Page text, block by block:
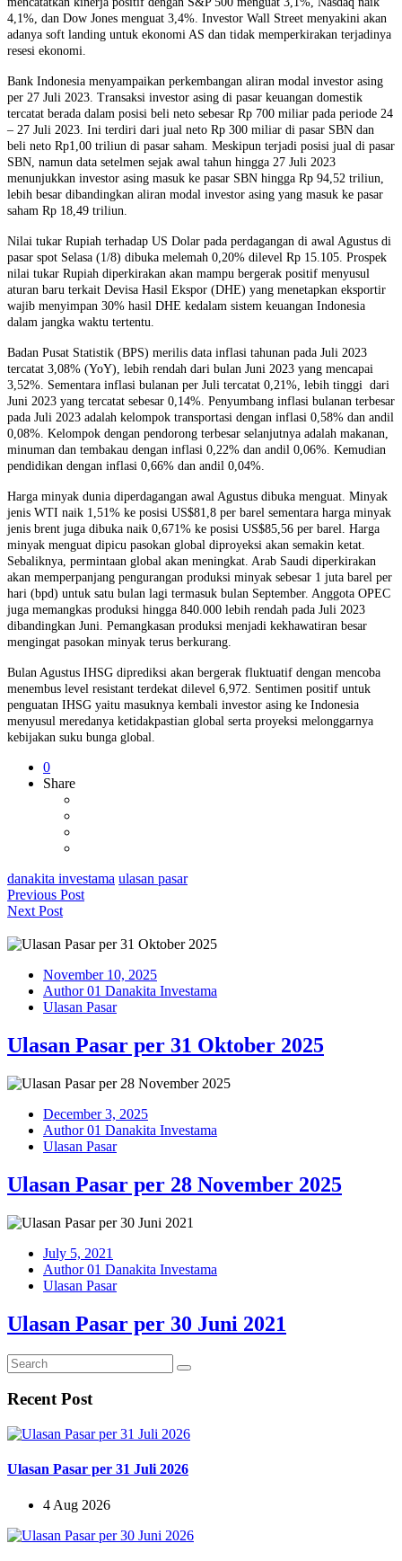
4,1%, dan Dow Jones menguat 3,4%. Investor Wall Street menyakini akan
adanya soft landing untuk ekonomi AS dan tidak memperkirakan terjadinya
resesi ekonomi.
Bank Indonesia menyampaikan perkembangan aliran modal investor asing
per 27 Juli 2023. Transaksi investor asing di pasar keuangan domestik
tercatat berada dalam posisi beli neto sebesar Rp 700 miliar pada periode 24
– 27 Juli 2023. Ini terdiri dari jual neto Rp 300 miliar di pasar SBN dan
beli neto Rp1,00 triliun di pasar saham. Meskipun terjadi posisi jual di pasar
SBN, namun data setelmen sejak awal tahun hingga 27 Juli 2023
menunjukkan investor asing masuk ke pasar SBN hingga Rp 94,52 triliun,
lebih besar dibandingkan aliran modal investor asing yang masuk ke pasar
saham Rp 18,49 triliun.
Nilai tukar Rupiah terhadap US Dolar pada perdagangan di awal Agustus di
pasar spot Selasa (1/8) dibuka melemah 0,20% dilevel Rp 15.105. Prospek
nilai tukar Rupiah diperkirakan akan mampu bergerak positif menyusul
aturan baru terkait Devisa Hasil Ekspor (DHE) yang menetapkan eksportir
wajib menyimpan 30% hasil DHE kedalam sistem keuangan Indonesia
dalam jangka waktu tertentu.
Badan Pusat Statistik (BPS) merilis data inflasi tahunan pada Juli 2023
tercatat 3,08% (YoY), lebih rendah dari bulan Juni 2023 yang mencapai
3,52%. Sementara inflasi bulanan per Juli tercatat 0,21%, lebih tinggi dari
Juni 2023 yang tercatat sebesar 0,14%. Penyumbang inflasi bulanan terbesar
pada Juli 2023 adalah kelompok transportasi dengan inflasi 0,58% dan andil
0,08%. Kelompok dengan pendorong terbesar selanjutnya adalah makanan,
minuman dan tembakau dengan inflasi 0,22% dan andil 0,06%. Kemudian
pendidikan dengan inflasi 0,66% dan andil 0,04%.
Harga minyak dunia diperdagangan awal Agustus dibuka menguat. Minyak
jenis WTI naik 1,51% ke posisi US$81,8 per barel sementara harga minyak
jenis brent juga dibuka naik 0,671% ke posisi US$85,56 per barel. Harga
minyak menguat dipicu pasokan global diproyeksi akan semakin ketat.
Sebaliknya, permintaan global akan meningkat. Arab Saudi diperkirakan
akan memperpanjang pengurangan produksi minyak sebesar 1 juta barel per
hari (bpd) untuk satu bulan lagi termasuk bulan September. Anggota OPEC
juga memangkas produksi hingga 840.000 lebih rendah pada Juli 2023
dibandingkan Juni. Pemangkasan produksi menjadi kekhawatiran besar
mengingat pasokan minyak terus berkurang.
Bulan Agustus IHSG diprediksi akan bergerak fluktuatif dengan mencoba
menembus level resistant terdekat dilevel 6,972. Sentimen positif untuk
penguatan IHSG yaitu masuknya kembali investor asing ke Indonesia
menyusul meredanya ketidakpastian global serta proyeksi melonggarnya
kebijakan suku bunga global.
0
Share
danakita investama ulasan pasar
Previous Post
Next Post
November 10, 2025
Author 01 Danakita Investama
Ulasan Pasar
Ulasan Pasar per 31 Oktober 2025
December 3, 2025
Author 01 Danakita Investama
Ulasan Pasar
Ulasan Pasar per 28 November 2025
July 5, 2021
Author 01 Danakita Investama
Ulasan Pasar
Ulasan Pasar per 30 Juni 2021
Recent Post
Ulasan Pasar per 31 Juli 2026
4 Aug 2026